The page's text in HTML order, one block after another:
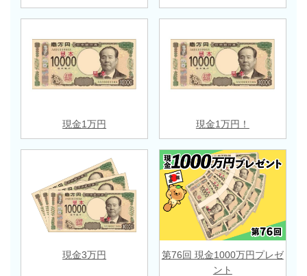
現金1万円 現金1万円！
現金3万円
第76回 現金1000万円プレゼ
ント